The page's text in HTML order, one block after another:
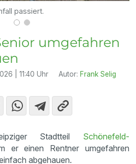
passiert.
umgefahren
| 11:40 Uhr Autor: Frank Selig
Stadtteil Schönefeld-
er einen Rentner umgefahren
abgehauen.